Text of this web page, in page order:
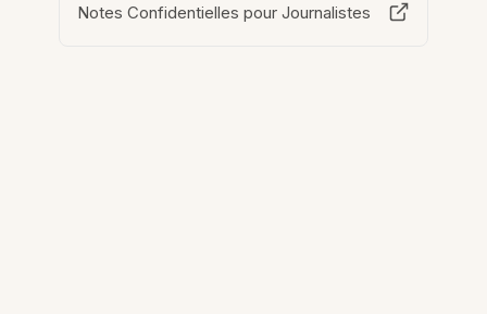
Notes Confidentielles pour Journalistes